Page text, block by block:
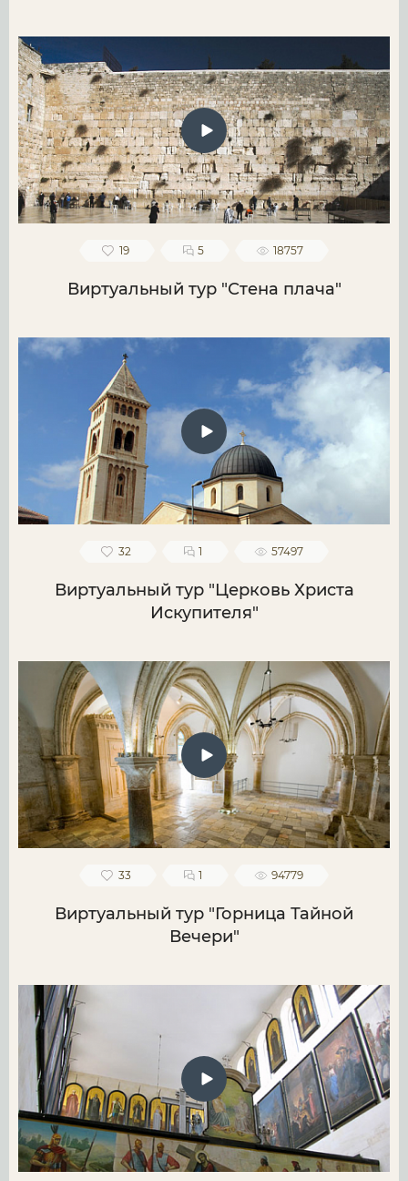
19 5 18757
Виртуальный тур "Стена плача"
32 1 57497
Виртуальный тур "Церковь Христа
Искупителя"
33 1 94779
Виртуальный тур "Горница Тайной
Вечери"